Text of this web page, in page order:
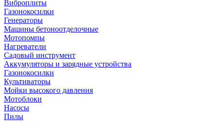
Виброплиты
Газонокосилки
Генераторы
Машины бетоноотделочные
Мотопомпы
Нагреватели
Садовый инструмент
Аккумуляторы и зарядные устройства
Газонокосилки
Культиваторы
Мойки высокого давления
Мотоблоки
Насосы
Пилы